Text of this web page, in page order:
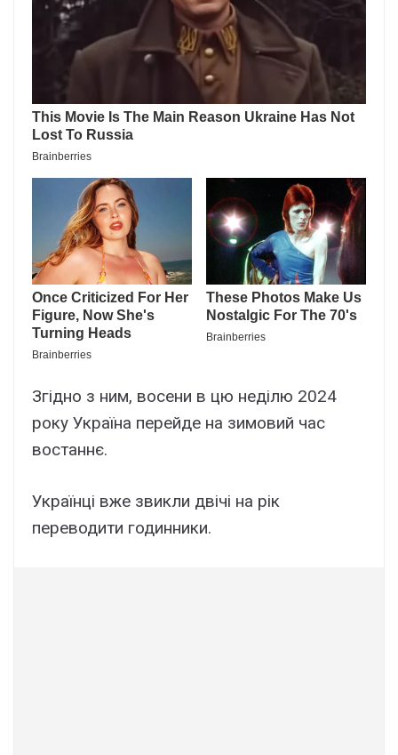
Згідно з ним, восени в цю неділю 2024
року Україна перейде на зимовий час
востаннє.
Українці вже звикли двічі на рік
переводити годинники.